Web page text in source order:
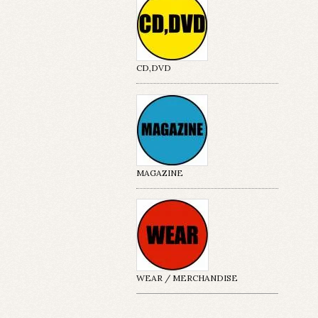
CD,DVD
MAGAZINE
WEAR / MERCHANDISE